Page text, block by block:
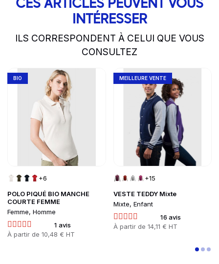
CES ARTICLES PEUVENT VOUS
INTÉRESSER
ILS CORRESPONDENT À CELUI QUE VOUS
CONSULTEZ
slide1 to 2 of 5
POLO PIQUÉ BIO MANCHE
COURTE FEMME
Femme, Homme
1 avis
Prix
À partir de 10,48 € HT
BIO
+6
Go to product page
VESTE TEDDY Mixte
Mixte, Enfant
16 avis
Prix
À partir de 14,11 € HT
MEILLEURE VENTE
+15
Go to product page